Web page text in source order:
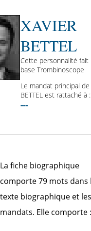
XAVIER
BETTEL
Cette personnalité fait
base Trombinoscope
Le mandat principal de
BETTEL est rattaché à :
---
La fiche biographique
comporte 79 mots dans
texte biographique et les
mandats. Elle comporte :